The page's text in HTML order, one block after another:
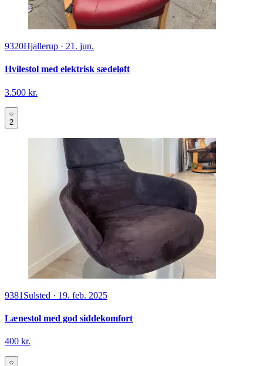
9320Hjallerup · 21. jun.
Hvilestol med elektrisk sædeløft
3.500 kr.
2
9381 Sulsted · 19. feb. 2025
Lænestol med god siddekomfort
400 kr.